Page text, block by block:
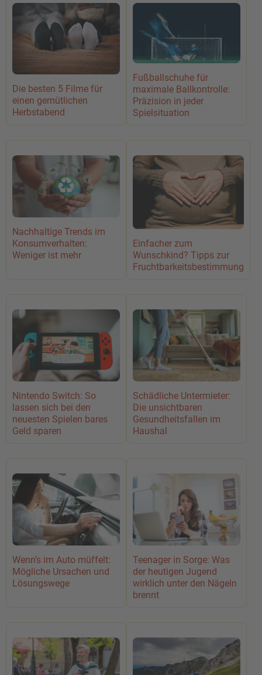
Die besten 5 Filme für
einen gemütlichen
Herbstabend
Fußballschuhe für
maximale Ballkontrolle:
Präzision in jeder
Spielsituation
Nachhaltige Trends im
Konsumverhalten:
Weniger ist mehr
Einfacher zum
Wunschkind? Tipps zur
Fruchtbarkeitsbestimmung
Nintendo Switch: So
lassen sich bei den
neuesten Spielen bares
Geld sparen
Schädliche Untermieter:
Die unsichtbaren
Gesundheitsfallen im
Haushal
Wenn’s im Auto müffelt:
Mögliche Ursachen und
Lösungswege
Teenager in Sorge: Was
der heutigen Jugend
wirklich unter den Nägeln
brennt